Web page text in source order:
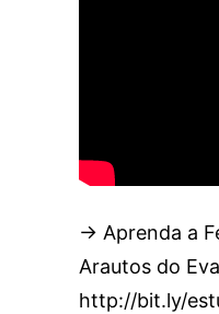
→ Aprenda a
Arautos do
http://bit.ly/